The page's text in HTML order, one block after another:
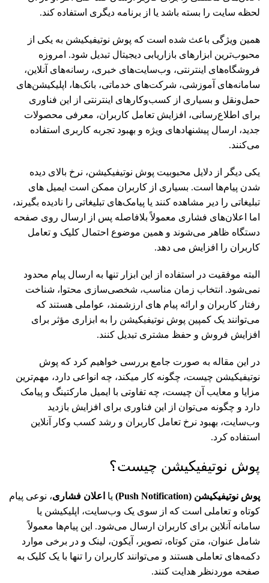
لحظه سایت را بسته باشد یا از برنامه دیگری استفاده کند.
همین ویژگی باعث شده است که پوش نوتیفیکیشن به یکی از
محبوب‌ترین ابزارهای بازاریابی دیجیتال تبدیل شود. امروزه
فروشگاه‌های اینترنتی، وب‌سایت‌های خبری، رسانه‌های آنلاین،
سامانه‌های آموزشی، شرکت‌های خدماتی، بانک‌ها، اپلیکیشن‌های
حمل‌ونقل و بسیاری از کسب‌وکارهای اینترنتی از این فناوری
برای اطلاع‌رسانی، افزایش تعامل کاربران، معرفی محصولات
جدید، ارسال پیشنهادهای ویژه و بهبود تجربه کاربری استفاده
می‌کنند.
یکی دیگر از دلایل محبوبیت پوش نوتیفیکیشن، نرخ بالای دیده
شدن پیام‌ها است. بسیاری از کاربران ممکن است ایمیل های
تبلیغاتی را دیر مشاهده کنند یا پیامک‌های تبلیغاتی را نادیده بگیرند،
اما اعلان‌های فشاری معمولاً بلافاصله پس از ارسال روی صفحه
دستگاه ظاهر می‌شوند و همین موضوع احتمال کلیک و تعامل
کاربران را افزایش می دهد.
البته موفقیت در استفاده از این ابزار تنها به ارسال پیام محدود
نمی‌شود. انتخاب زمان مناسب، شخصی‌سازی محتوا، شناخت
رفتار کاربران و ارائه پیام های ارزشمند، عواملی هستند که
می‌توانند یک کمپین پوش نوتیفیکیشن را به ابزاری مؤثر برای
افزایش فروش و حفظ مشتری تبدیل کنند.
در این مقاله به صورت جامع بررسی خواهیم کرد که پوش
نوتیفیکیشن چیست، چگونه کار میکند، چه انواعی دارد، مهم‌ترین
مزایا و معایب آن چیست، چه تفاوتی با ایمیل مارکتینگ و پیامک
دارد و چگونه می‌توان از این فناوری برای افزایش بازدید
وب‌سایت، بهبود نرخ تعامل کاربران و رشد کسب وکار آنلاین
استفاده کرد.
پوش نوتیفیکیشن چیست؟
پوش نوتیفیکیشن (Push Notification) یا اعلان فشاری، نوعی پیام
کوتاه و تعاملی است که از سوی یک وب‌سایت، اپلیکیشن یا
سامانه آنلاین برای کاربران ارسال می‌شود. این پیام‌ها معمولاً
شامل عنوان، متن کوتاه، تصویر، آیکون، لینک و در برخی موارد
دکمه‌های تعاملی هستند و می‌توانند کاربران را تنها با یک کلیک به
صفحه موردنظر هدایت کنند.